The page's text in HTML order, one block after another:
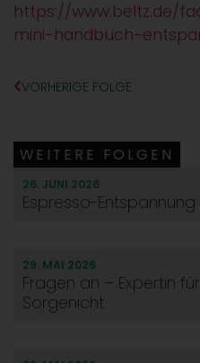
https://www.beltz.de/
mini-handbuch-
VORHERIGE FOLGE
WEITERE FOLGEN
26. JUNI 2026
Espresso-
29. MAI 2026
Fragen an – Expertin
Sorgenicht